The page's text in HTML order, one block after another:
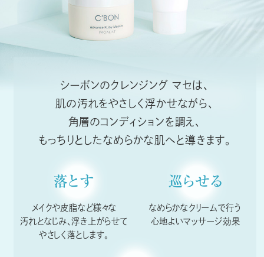
シーボンのクレンジング マセは、
肌の汚れをやさしく浮かせながら、
角層のコンディションを調え、
もっちりとしたなめらかな肌へと導きます。
落とす
メイクや皮脂など様々な
汚れとなじみ、浮き上がらせて
やさしく落とします。
巡らせる
なめらかなクリームで行う
心地よいマッサージ効果